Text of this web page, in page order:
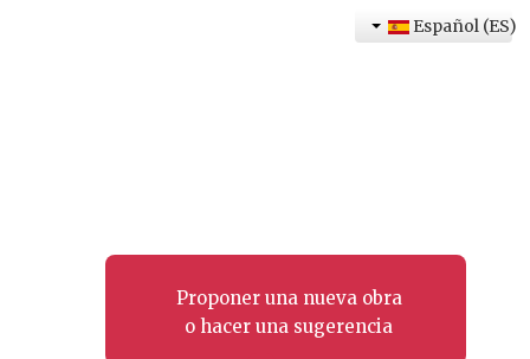
Proponer una nueva obra
o hacer una sugerencia
Español (ES)